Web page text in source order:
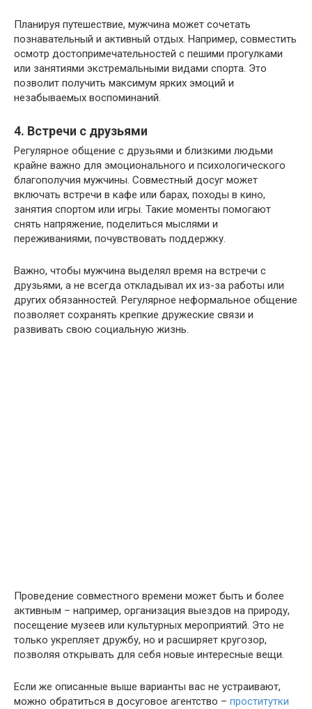
Планируя путешествие, мужчина может сочетать
познавательный и активный отдых. Например, совместить
осмотр достопримечательностей с пешими прогулками
или занятиями экстремальными видами спорта. Это
позволит получить максимум ярких эмоций и
незабываемых воспоминаний.
4. Встречи с друзьями
Регулярное общение с друзьями и близкими людьми
крайне важно для эмоционального и психологического
благополучия мужчины. Совместный досуг может
включать встречи в кафе или барах, походы в кино,
занятия спортом или игры. Такие моменты помогают
снять напряжение, поделиться мыслями и
переживаниями, почувствовать поддержку.
Важно, чтобы мужчина выделял время на встречи с
друзьями, а не всегда откладывал их из-за работы или
других обязанностей. Регулярное неформальное общение
позволяет сохранять крепкие дружеские связи и
развивать свою социальную жизнь.
Проведение совместного времени может быть и более
активным – например, организация выездов на природу,
посещение музеев или культурных мероприятий. Это не
только укрепляет дружбу, но и расширяет кругозор,
позволяя открывать для себя новые интересные вещи.
Если же описанные выше варианты вас не устраивают,
можно обратиться в досуговое агентство – проститутки